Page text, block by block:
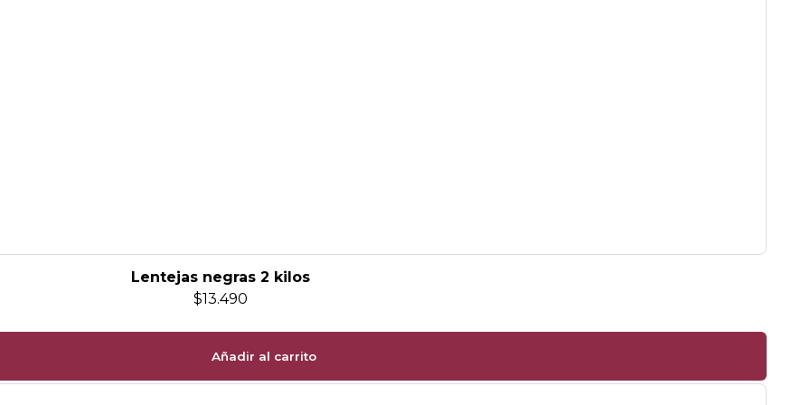
Lentejas negras 2 kilos
$13.490
Añadir al carrito